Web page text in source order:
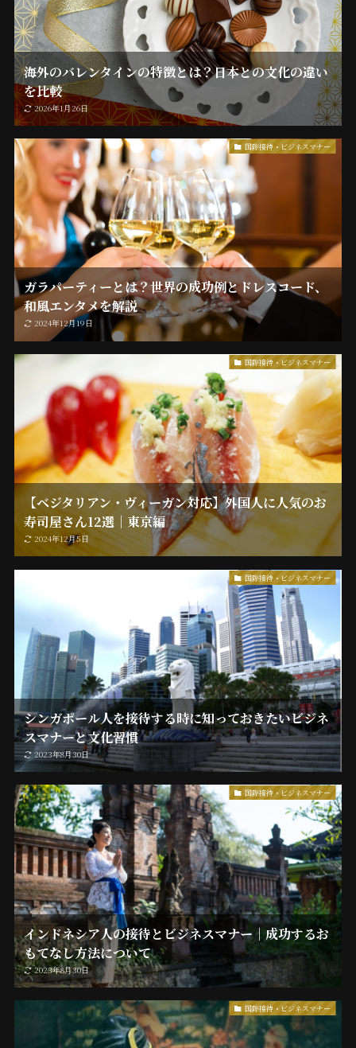
海外のバレンタインの特徴とは？日本との文化の違い
を比較
2026年1月26日
国際接待・ビジネスマナー
ガラパーティーとは？世界の成功例とドレスコード、
和風エンタメを解説
2024年12月19日
国際接待・ビジネスマナー
【ベジタリアン・ヴィーガン対応】外国人に人気のお
寿司屋さん12選｜東京編
2024年12月5日
国際接待・ビジネスマナー
シンガポール人を接待する時に知っておきたいビジネ
スマナーと文化習慣
2023年8月30日
国際接待・ビジネスマナー
インドネシア人の接待とビジネスマナー｜成功するお
もてなし方法について
2023年8月30日
国際接待・ビジネスマナー